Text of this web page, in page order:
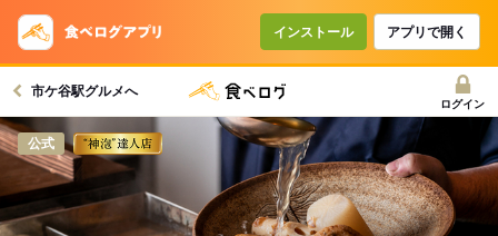
インストール アプリで開く
市ケ谷駅グルメへ
ログイン
公式